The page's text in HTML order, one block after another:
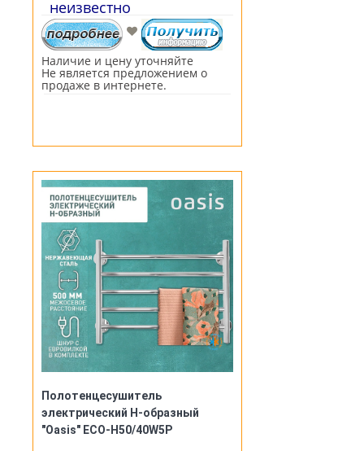
неизвестно
Наличие и цену уточняйте
Не является предложением о
продаже в интернете.
Полотенцесушитель
электрический Н-образный
"Oasis" ECO-Н50/40W5P